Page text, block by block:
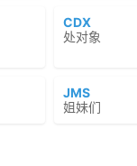
CDX
处对象
JMS
姐妹们